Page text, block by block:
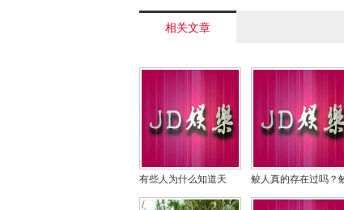
相关文章
有些人为什么知道天
机，自己知道了天机怎
鲛人真的存在过吗？
人是不是灭绝了